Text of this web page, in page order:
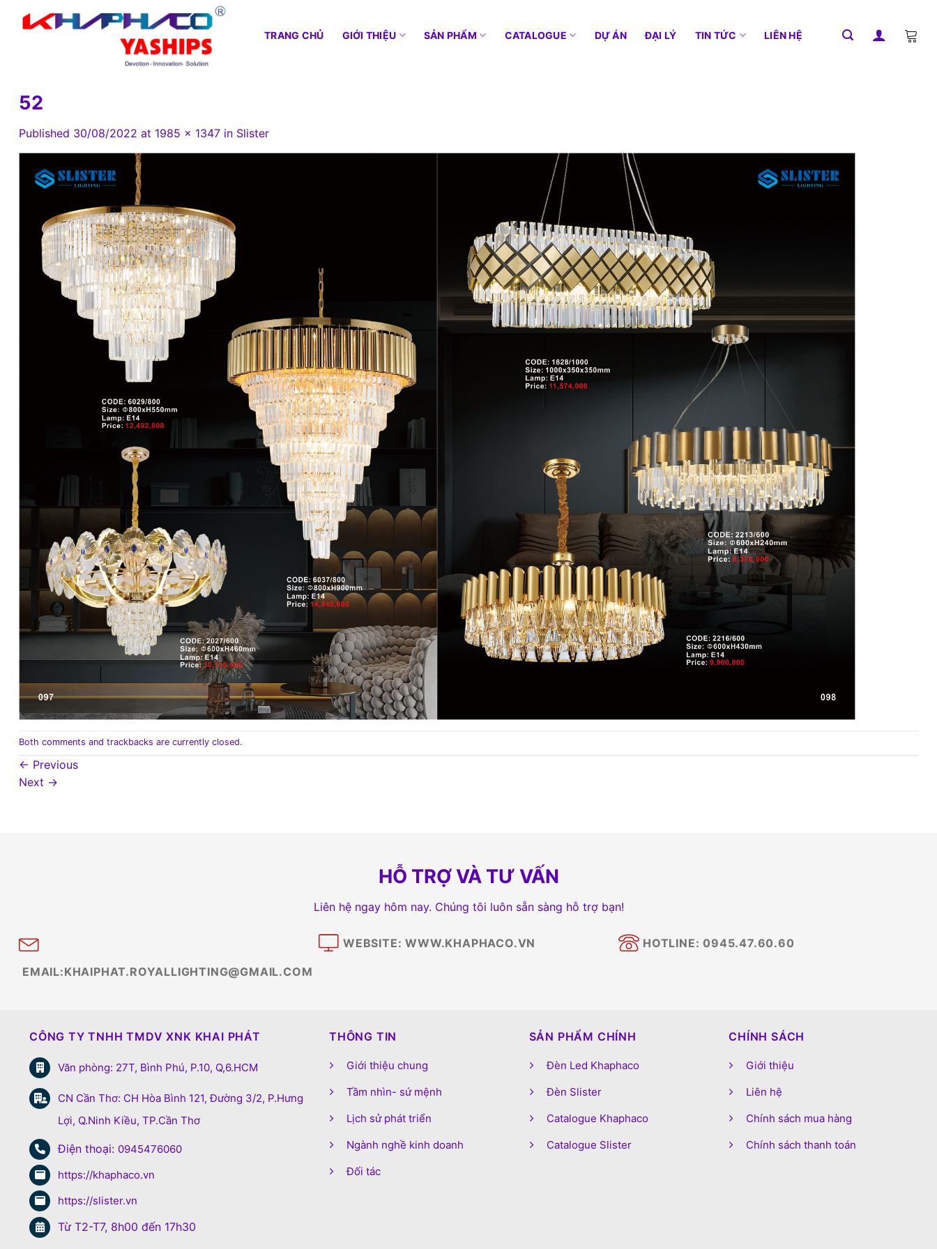
TRANG CHỦ GIỚI THIỆU SẢN PHẨM CATALOGUE DỰ ÁN ĐẠI LÝ TIN TỨC LIÊN HỆ
52
Published 30/08/2022 at 1985 × 1347 in Slister
Both comments and trackbacks are currently closed.
← Previous
Next →
HỖ TRỢ VÀ TƯ VẤN
Liên hệ ngay hôm nay. Chúng tôi luôn sẵn sàng hỗ trợ bạn!
EMAIL:KHAIPHAT.ROYALLIGHTING@GMAIL.COM
WEBSITE: WWW.KHAPHACO.VN HOTLINE: 0945.47.60.60
CÔNG TY TNHH TMDV XNK KHAI PHÁT
Văn phòng: 27T, Bình Phú, P.10, Q,6.HCM
CN Cần Thơ: CH Hòa Bình 121, Đường 3/2, P.Hưng
Lợi, Q.Ninh Kiều, TP.Cần Thơ
Điện thoại: 0945476060
https://khaphaco.vn
https://slister.vn
Từ T2-T7, 8h00 đến 17h30
THÔNG TIN
Giới thiệu chung
Tầm nhìn- sứ mệnh
Lịch sử phát triển
Ngành nghề kinh doanh
Đối tác
SẢN PHẨM CHÍNH
Đèn Led Khaphaco
Đèn Slister
Catalogue Khaphaco
Catalogue Slister
CHÍNH SÁCH
Giới thiệu
Liên hệ
Chính sách mua hàng
Chính sách thanh toán